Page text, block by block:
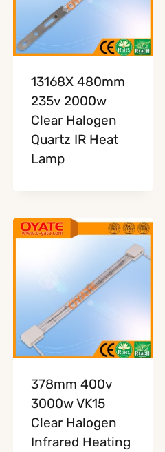
13168X 480mm
235v 2000w
Clear Halogen
Quartz IR Heat
Lamp
378mm 400v
3000w VK15
Clear Halogen
Infrared Heating